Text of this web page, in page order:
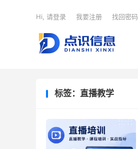
Hi, 请登录 我要注册 找回密码
标签：直播教学